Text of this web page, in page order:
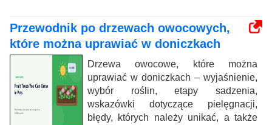
Przewodnik po drzewach owocowych,
które można uprawiać w doniczkach
Drzewa owocowe, które można
uprawiać w doniczkach – wyjaśnienie,
wybór roślin, etapy sadzenia,
wskazówki dotyczące pielęgnacji,
błędy, których należy unikać, a także